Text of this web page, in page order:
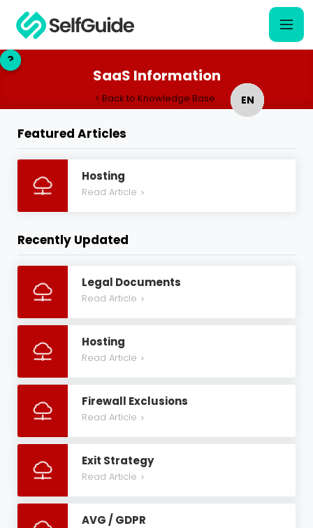
EN
?
EN
?
SaaS Information
< Back to Knowledge Base
Featured Articles
Hosting
Read Article >
Recently Updated
Legal Documents
Read Article >
Hosting
Read Article >
Firewall Exclusions
Read Article >
Exit Strategy
Read Article >
AVG / GDPR